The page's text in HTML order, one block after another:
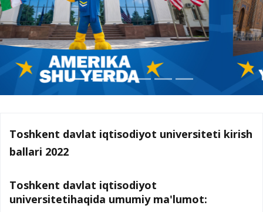
Toshkent davlat iqtisodiyot universiteti kirish
ballari 2022
Toshkent davlat iqtisodiyot
universitetihaqida umumiy ma'lumot: